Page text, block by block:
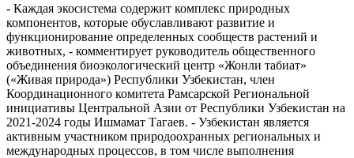
- Каждая экосистема содержит комплекс природных
компонентов, которые обуславливают развитие и
функционирование определенных сообществ растений и
животных, - комментирует руководитель общественного
объединения биоэкологический центр «Жонли табиат»
(«Живая природа») Республики Узбекистан, член
Координационного комитета Рамсарской Региональной
инициативы Цент­ральной Азии от Республики Узбекистан на
2021-2024 годы Ишмамат Тагаев. - Узбекистан является
активным участником природоохранных региональных и
международных процессов, в том числе выполнения